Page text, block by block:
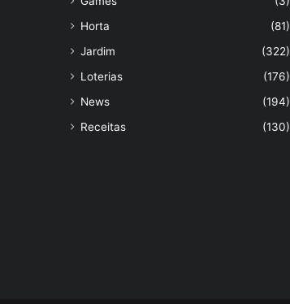
Horta
(81)
Jardim
(322)
Loterias
(176)
News
(194)
Receitas
(130)